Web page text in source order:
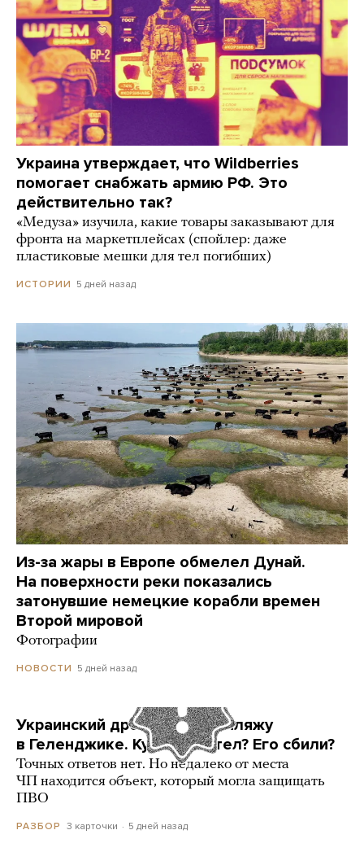
Украина утверждает, что Wildberries
помогает снабжать армию РФ. Это
действительно так?
«Медуза» изучила, какие товары заказывают для
фронта на маркетплейсах (спойлер: даже
пластиковые мешки для тел погибших)
ИСТОРИИ 5 дней назад
Из-за жары в Европе обмелел Дунай.
На поверхности реки показались
затонувшие немецкие корабли времен
Второй мировой
Фотографии
НОВОСТИ 5 дней назад
Украинский дрон попал по пляжу
в Геленджике. Куда он летел? Его сбили?
Точных ответов нет. Но недалеко от места
ЧП находится объект, который могла защищать
ПВО
РАЗБОР 3 карточки 5 дней назад